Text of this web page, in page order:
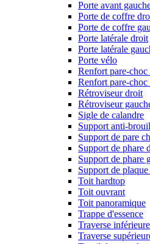
Porte avant
Porte de coffre
Porte de coffre
Porte latérale droit
Porte latérale
Porte vélo
Renfort pare-choc
Renfort pare-choc
Rétroviseur droit
Rétroviseur
Sigle de calandre
Support anti-
Support de pare
Support de phare
Support de phare
Support de
Toit hardtop
Toit ouvrant
Toit panoramique
Trappe d'essence
Traverse inférieure
Traverse